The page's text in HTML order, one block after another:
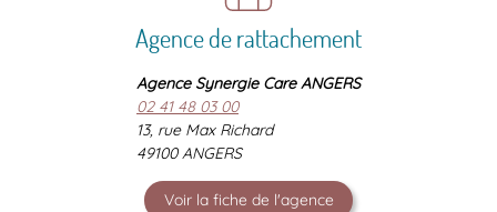
Agence de rattachement
Agence Synergie Care ANGERS
02 41 48 03 00
13, rue Max Richard
49100 ANGERS
Voir la fiche de l'agence